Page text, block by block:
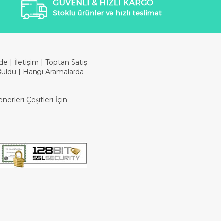
| İletişim | Toptan Satış
| Hangi Aramalarda
Çeşitleri İçin